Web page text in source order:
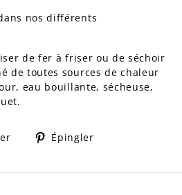
nos différents
de fer à friser ou de séchoir
de toutes sources de chaleur
eau bouillante, sécheuse,
PartagerÉpingler